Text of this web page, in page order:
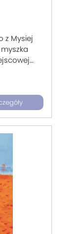
z Mysiej
osady.